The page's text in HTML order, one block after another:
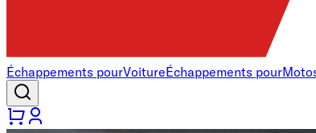
Échappements pourVoitureÉchappements pour